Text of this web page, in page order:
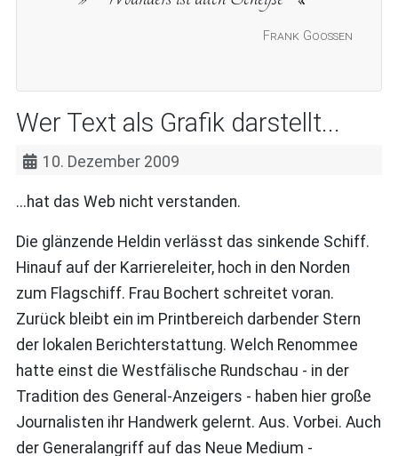
Frank Goossen
Wer Text als Grafik darstellt...
10. Dezember 2009
...hat das Web nicht verstanden.
Die glänzende Heldin verlässt das sinkende Schiff.
Hinauf auf der Karriereleiter, hoch in den Norden
zum Flagschiff. Frau Bochert schreitet voran.
Zurück bleibt ein im Printbereich darbender Stern
der lokalen Berichterstattung. Welch Renommee
hatte einst die Westfälische Rundschau - in der
Tradition des General-Anzeigers - haben hier große
Journalisten ihr Handwerk gelernt. Aus. Vorbei. Auch
der Generalangriff auf das Neue Medium -